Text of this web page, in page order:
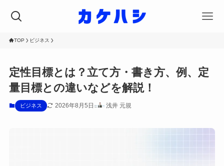
TOP ビジネス
定性目標とは？立て方・書き方、例、定
量目標との違いなどを解説！
ビジネス 2026年8月5日 浅井 元規